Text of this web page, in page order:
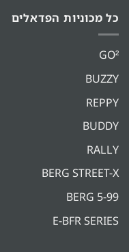
כל מכוניות הפדאלים
GO²
BUZZY
REPPY
BUDDY
RALLY
BERG STREET-X
BERG 5-99
E-BFR SERIES